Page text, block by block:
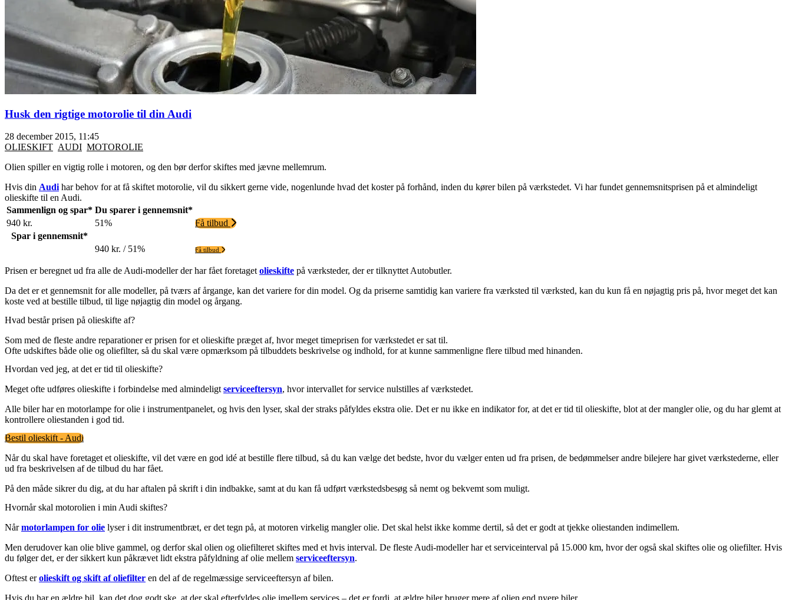
Husk den rigtige motorolie til din Audi
28 december 2015, 11:45
OLIESKIFT AUDI MOTOROLIE
Olien spiller en vigtig rolle i motoren, og den bør derfor skiftes med jævne mellemrum.
Hvis din Audihar behov for at få skiftet motorolie, vil du sikkert gerne vide, nogenlunde hvad det koster på forhånd, inden du kører bilen på værkstedet. Vi har fundet gennemsnitsprisen på et almindeligt
olieskifte til en Audi.
Sammenlign og spar* Du sparer i gennemsnit*
940 kr.
51%
Få tilbud
Spar i gennemsnit*
940 kr. / 51%
Få tilbud
Prisen er beregnet ud fra alle de Audi-modeller der har fået foretagetolieskifte på værksteder, der er tilknyttet Autobutler.
Da det er et gennemsnit for alle modeller, på tværs af årgange, kan det variere for din model. Og da priserne samtidig kan variere fra værksted til værksted, kan du kun få en nøjagtig pris på, hvor meget det kan
koste ved at bestille tilbud, til lige nøjagtig din model og årgang.
Hvad består prisen på olieskifte af?
Som med de fleste andre reparationer er prisen for et olieskifte præget af, hvor meget timeprisen for værkstedet er sat til.
Ofte udskiftes både olie og oliefilter, så du skal være opmærksom på tilbuddets beskrivelse og indhold, for at kunne sammenligne flere tilbud med hinanden.
Hvordan ved jeg, at det er tid til olieskifte?
Meget ofte udføres olieskifte i forbindelse med almindeligt serviceeftersyn, hvor intervallet for service nulstilles af værkstedet.
Alle biler har en motorlampe for olie i instrumentpanelet, og hvis den lyser, skal der straks påfyldes ekstra olie. Det er nu ikke en indikator for, at det er tid til olieskifte, blot at der mangler olie, og du har glemt at
kontrollere oliestanden i god tid.
Bestil olieskift - Audi
Når du skal have foretaget et olieskifte, vil det være en god idé at bestille flere tilbud, så du kan vælge det bedste, hvor du vælger enten ud fra prisen, de bedømmelser andre bilejere har givet værkstederne, eller
ud fra beskrivelsen af de tilbud du har fået.
På den måde sikrer du dig, at du har aftalen på skrift i din indbakke, samt at du kan få udført værkstedsbesøg så nemt og bekvemt som muligt.
Hvornår skal motorolien i min Audi skiftes?
Nårmotorlampen for olie lyser i dit instrumentbræt, er det tegn på, at motoren virkelig mangler olie. Det skal helst ikke komme dertil, så det er godt at tjekke oliestanden indimellem.
Men derudover kan olie blive gammel, og derfor skal olien og oliefilteret skiftes med et hvis interval. De fleste Audi-modeller har et serviceinterval på 15.000 km, hvor der også skal skiftes olie og oliefilter. Hvis
du følger det, er der sikkert kun påkrævet lidt ekstra påfyldning af olie mellem serviceeftersyn.
Oftest erolieskift og skift af oliefilter en del af de regelmæssige serviceeftersyn af bilen.
Hvis du har en ældre bil, kan det dog godt ske, at der skal efterfyldes olie imellem services – det er fordi, at ældre biler bruger mere af olien end nyere biler.